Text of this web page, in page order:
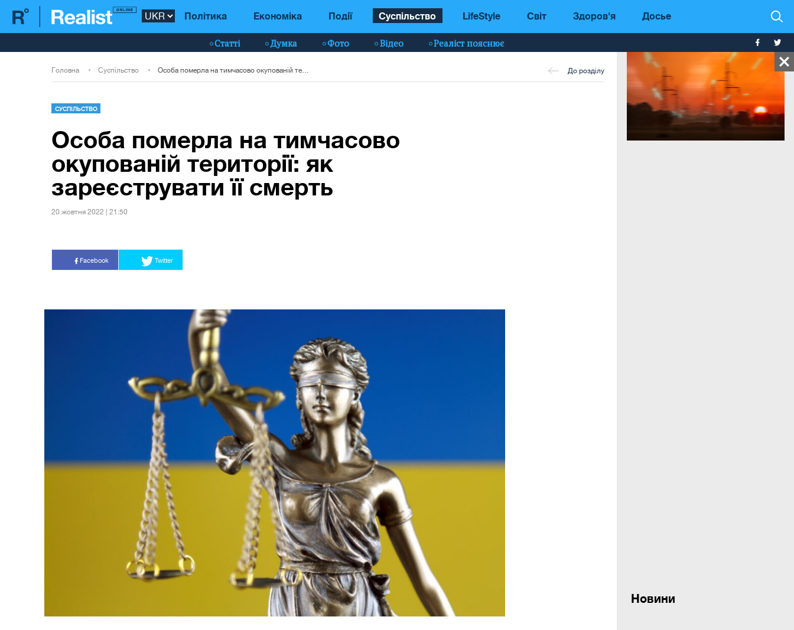
Політика Економіка Події Суспільство LifeStyle Світ Здоров'я Досье
Статті Думка Фото Відео Реаліст пояснює
Новини
Головна Суспільство До розділу
СУСПІЛЬСТВО
Особа померла на тимчасово
окупованій території: як
зареєструвати її смерть
20 жовтня 2022 | 21:50
Facebook Twitter